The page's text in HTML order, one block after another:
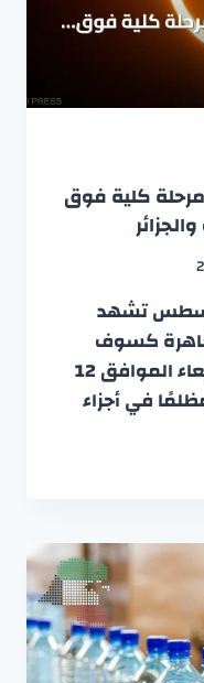
كلية فوق
في 12 أغسطس تشهد
كسوف
الشمس في مساء يوم الأربعاء الموافق 12
في أجزاء